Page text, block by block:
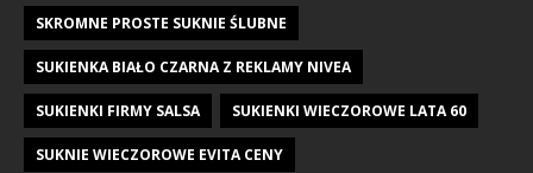
SKROMNE PROSTE SUKNIE ŚLUBNE
SUKIENKA BIAŁO CZARNA Z REKLAMY NIVEA
SUKIENKI FIRMY SALSA SUKIENKI WIECZOROWE LATA 60
SUKNIE WIECZOROWE EVITA CENY